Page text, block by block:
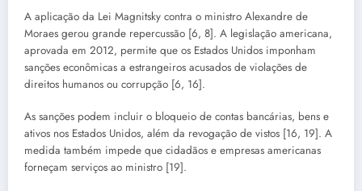
A aplicação da Lei Magnitsky contra o ministro Alexandre de
Moraes gerou grande repercussão [6, 8]. A legislação americana,
aprovada em 2012, permite que os Estados Unidos imponham
sanções econômicas a estrangeiros acusados de violações de
direitos humanos ou corrupção [6, 16].
As sanções podem incluir o bloqueio de contas bancárias, bens e
ativos nos Estados Unidos, além da revogação de vistos [16, 19]. A
medida também impede que cidadãos e empresas americanas
forneçam serviços ao ministro [19].